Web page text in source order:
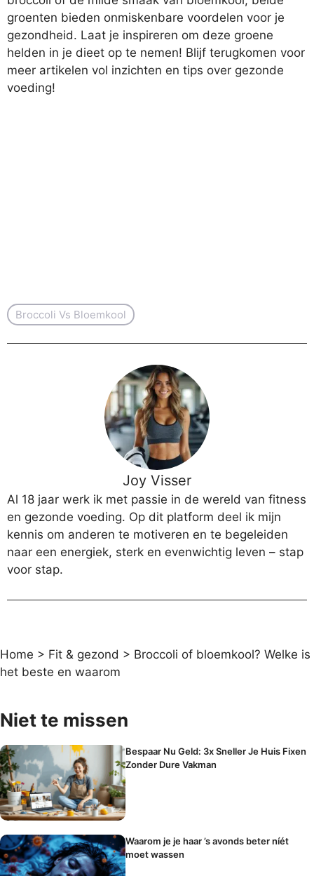
groenten bieden onmiskenbare voordelen voor je
gezondheid. Laat je inspireren om deze groene
helden in je dieet op te nemen! Blijf terugkomen voor
meer artikelen vol inzichten en tips over gezonde
voeding!
Broccoli Vs Bloemkool
Joy Visser
Al 18 jaar werk ik met passie in de wereld van fitness
en gezonde voeding. Op dit platform deel ik mijn
kennis om anderen te motiveren en te begeleiden
naar een energiek, sterk en evenwichtig leven – stap
voor stap.
Home > Fit & gezond > Broccoli of bloemkool? Welke is
het beste en waarom
Niet te missen
Bespaar Nu Geld: 3x Sneller Je Huis Fixen
Zonder Dure Vakman
Waarom je je haar ’s avonds beter níét
moet wassen